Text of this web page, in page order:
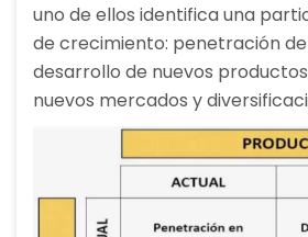
uno de ellos identifica una
de crecimiento: penetración
desarrollo de nuevos
nuevos mercados y